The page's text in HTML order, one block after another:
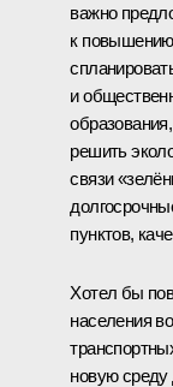
важно
к повышению
и
решить
связи
пунктов,
Хотел бы
населения
новую среду